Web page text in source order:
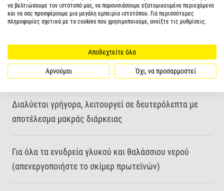
Ενισχύει τη ζωτικότητα, την ανάπτυξη και την ευζωία
με προσθήκη ιωδίου και μαγνησίου
Καθαρίζει το νερό προωθώντας την ανάπτυξη
ωφέλιμων βακτηρίων
Διαλύεται γρήγορα, λειτουργεί σε δευτερόλεπτα με
αποτέλεσμα μακράς διάρκειας
Για όλα τα ενυδρεία γλυκού και θαλάσσιου νερού
(απενεργοποιήστε το σκίμερ πρωτεϊνών)
να βελτιώσουμε τον ιστότοπό μας, να παρουσιάσουμε εξατομικευμένο περιεχόμενο
και να σας προσφέρουμε μια μεγάλη εμπειρία ιστοτόπου. Για περισσότερες
πληροφορίες σχετικά με τα cookies που χρησιμοποιούμε, ανοίξτε τις ρυθμίσεις.
Αποδεχτείτε όλα
Αρνούμαι Όχι, να προσαρμοστεί